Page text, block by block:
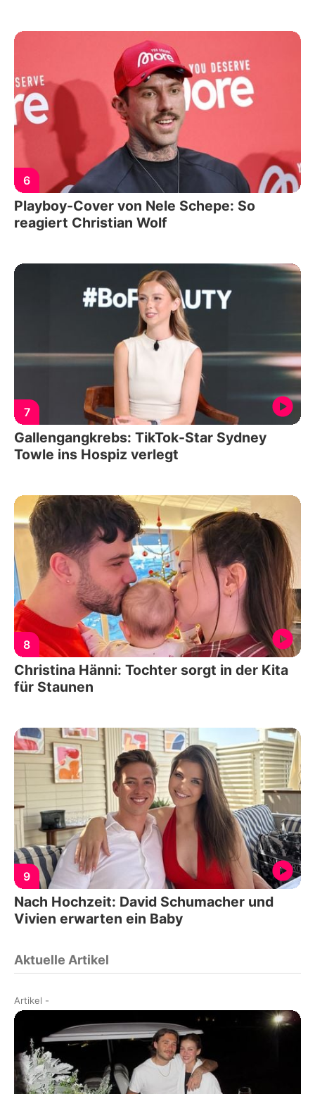
6
Playboy-Cover von Nele Schepe: So
reagiert Christian Wolf
7
Gallengangkrebs: TikTok-Star Sydney
Towle ins Hospiz verlegt
8
Christina Hänni: Tochter sorgt in der Kita
für Staunen
9
Nach Hochzeit: David Schumacher und
Vivien erwarten ein Baby
Aktuelle Artikel
Artikel -